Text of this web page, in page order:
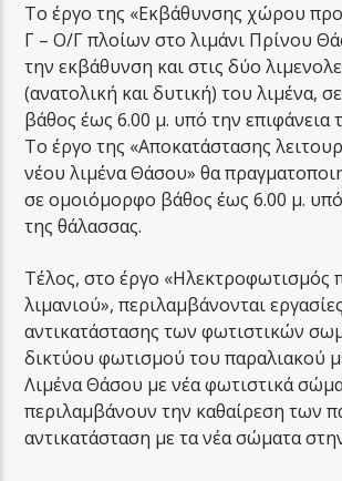
Το έργο της «Εκβάθυνσης χώρου
Γ – Ο/Γ πλοίων στο λιμάνι Πρίνου
την εκβάθυνση και στις δύο
(ανατολική και δυτική) του λιμένα,
βάθος έως 6.00 μ. υπό την επιφάνεια
Το έργο της «Αποκατάστασης
νέου λιμένα Θάσου» θα
σε ομοιόμορφο βάθος έως 6.00 μ.
της θάλασσας.
Τέλος, στο έργο «Ηλεκτροφωτισμός
λιμανιού», περιλαμβάνονται εργασίες
αντικατάστασης των φωτιστικών
δικτύου φωτισμού του παραλιακού
Λιμένα Θάσου με νέα φωτιστικά
περιλαμβάνουν την καθαίρεση των
αντικατάσταση με τα νέα σώματα